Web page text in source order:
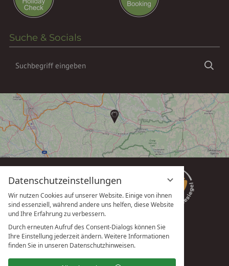
Datenschutzeinstellungen
Wir nutzen Cookies auf unserer Website. Einige von ihnen
sind essenziell, während andere uns helfen, diese Website
und Ihre Erfahrung zu verbessern.
Durch erneuten Aufruf des Consent-Dialogs können Sie
Ihre Einstellung jederzeit ändern. Weitere Informationen
finden Sie in unseren Datenschutzhinweisen.
Suche & Socials
Suchbegriff
vioma GmbH